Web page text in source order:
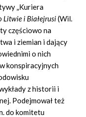
„Kuriera
Litwie i Białejrusi(Wil.
częściowo na
i ziemian i dający
o nich
konspiracyjnych
z historii i
Podejmował też
do komitetu